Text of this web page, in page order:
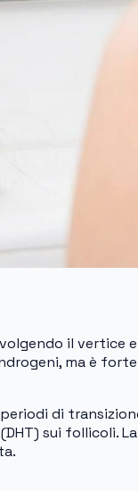
il vertice
ma è
di
sui follicoli.